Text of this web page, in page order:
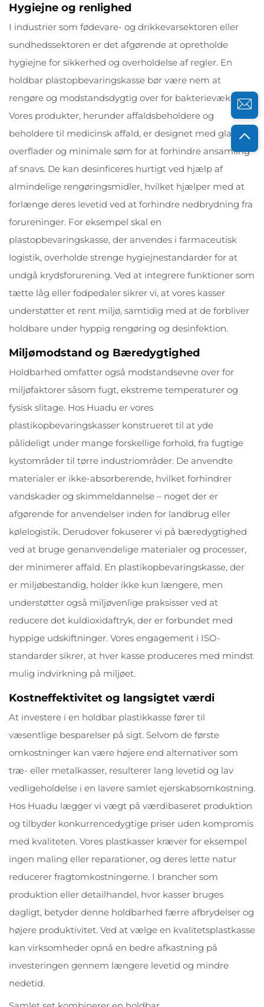
Hygiejne og renlighed
I industrier som fødevare- og drikkevarsektoren eller
sundhedssektoren er det afgørende at opretholde
hygiejne for sikkerhed og overholdelse af regler. En
holdbar plastopbevaringskasse bør være nem at
rengøre og modstandsdygtig over for bakterievækst.
Vores produkter, herunder affaldsbeholdere og
beholdere til medicinsk affald, er designet med glatte
overflader og minimale søm for at forhindre ansamling
af snavs. De kan desinficeres hurtigt ved hjælp af
almindelige rengøringsmidler, hvilket hjælper med at
forlænge deres levetid ved at forhindre nedbrydning fra
forureninger. For eksempel skal en
plastopbevaringskasse, der anvendes i farmaceutisk
logistik, overholde strenge hygiejnestandarder for at
undgå krydsforurening. Ved at integrere funktioner som
tætte låg eller fodpedaler sikrer vi, at vores kasser
understøtter et rent miljø, samtidig med at de forbliver
holdbare under hyppig rengøring og desinfektion.
Miljømodstand og Bæredygtighed
Holdbarhed omfatter også modstandsevne over for
miljøfaktorer såsom fugt, ekstreme temperaturer og
fysisk slitage. Hos Huadu er vores
plastikopbevaringskasser konstrueret til at yde
pålideligt under mange forskellige forhold, fra fugtige
kystområder til tørre industriområder. De anvendte
materialer er ikke-absorberende, hvilket forhindrer
vandskader og skimmeldannelse – noget der er
afgørende for anvendelser inden for landbrug eller
kølelogistik. Derudover fokuserer vi på bæredygtighed
ved at bruge genanvendelige materialer og processer,
der minimerer affald. En plastikopbevaringskasse, der
er miljøbestandig, holder ikke kun længere, men
understøtter også miljøvenlige praksisser ved at
reducere det kuldioxidaftryk, der er forbundet med
hyppige udskiftninger. Vores engagement i ISO-
standarder sikrer, at hver kasse produceres med mindst
mulig indvirkning på miljøet.
Kostneffektivitet og langsigtet værdi
At investere i en holdbar plastikkasse fører til
væsentlige besparelser på sigt. Selvom de første
omkostninger kan være højere end alternativer som
træ- eller metalkasser, resulterer lang levetid og lav
vedligeholdelse i en lavere samlet ejerskabsomkostning.
Hos Huadu lægger vi vægt på værdibaseret produktion
og tilbyder konkurrencedygtige priser uden kompromis
med kvaliteten. Vores plastkasser kræver for eksempel
ingen maling eller reparationer, og deres lette natur
reducerer fragtomkostningerne. I brancher som
produktion eller detailhandel, hvor kasser bruges
dagligt, betyder denne holdbarhed færre afbrydelser og
højere produktivitet. Ved at vælge en kvalitetsplastkasse
kan virksomheder opnå en bedre afkastning på
investeringen gennem længere levetid og mindre
nedetid.